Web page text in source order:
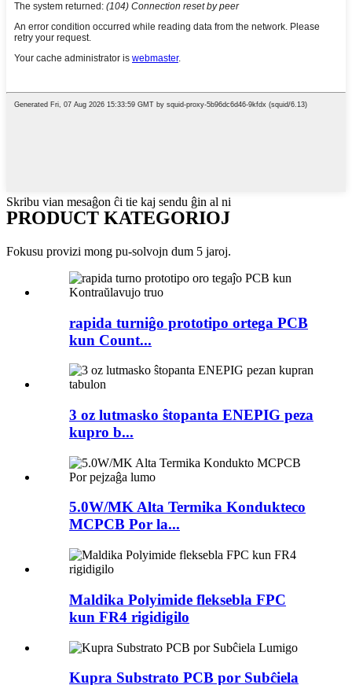
Skribu vian mesaĝon ĉi tie kaj sendu ĝin al ni
PRODUCT KATEGORIOJ
Fokusu provizi mong pu-solvojn dum 5 jaroj.
rapida turniĝo prototipo ortega PCB
kun Count...
3 oz lutmasko ŝtopanta ENEPIG peza
kupro b...
5.0W/MK Alta Termika Kondukteco
MCPCB Por la...
Maldika Polyimide fleksebla FPC
kun FR4 rigidigilo
Kupra Substrato PCB por Subĉiela